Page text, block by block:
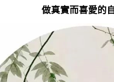
做真實而喜愛的